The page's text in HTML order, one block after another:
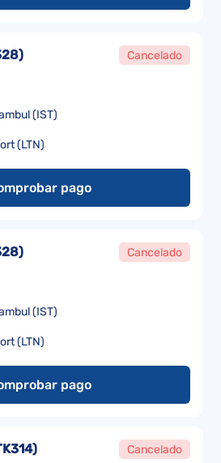
) Cancelado
(IST)
(LTN)
pago
) Cancelado
(IST)
(LTN)
pago
) Cancelado